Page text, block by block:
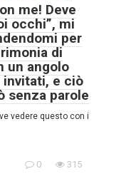
me! Deve
occhi”, mi
per
di
un angolo
invitati, e ciò
senza parole
vedere questo con i
0
315